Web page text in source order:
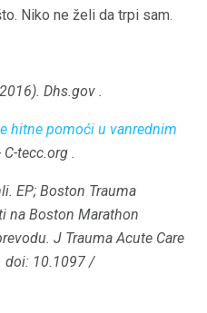
Niko ne želi da trpi sam.
Dhs.gov .
hitne pomoći u vanrednim
C-tecc.org .
EP; Boston Trauma
na Boston Marathon
J Trauma Acute Care
doi: 10.1097 /